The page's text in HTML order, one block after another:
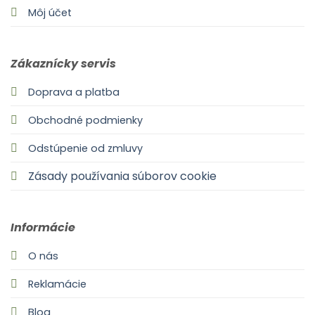
Môj účet
Zákaznícky servis
Doprava a platba
Obchodné podmienky
Odstúpenie od zmluvy
Zásady používania súborov cookie
Informácie
O nás
Reklamácie